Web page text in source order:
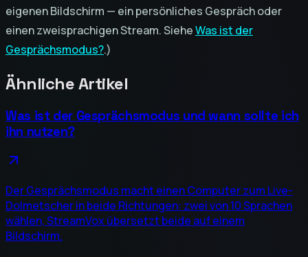
eigenen Bildschirm — ein persönliches Gespräch oder
einen zweisprachigen Stream. SieheWas ist der
Gesprächsmodus?.)
Ähnliche Artikel
Was ist der Gesprächsmodus und wann sollte ich
ihn nutzen?
Der Gesprächsmodus macht einen Computer zum Live-
Dolmetscher in beide Richtungen: zwei von 10 Sprachen
wählen, StreamVox übersetzt beide auf einem
Bildschirm.